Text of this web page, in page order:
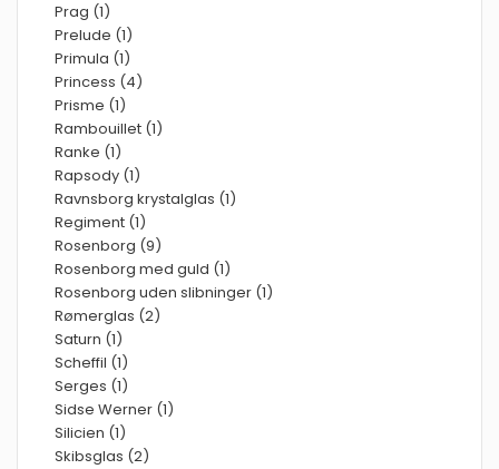
Prag (1)
Prelude (1)
Primula (1)
Princess (4)
Prisme (1)
Rambouillet (1)
Ranke (1)
Rapsody (1)
Ravnsborg krystalglas (1)
Regiment (1)
Rosenborg (9)
Rosenborg med guld (1)
Rosenborg uden slibninger (1)
Rømerglas (2)
Saturn (1)
Scheffil (1)
Serges (1)
Sidse Werner (1)
Silicien (1)
Skibsglas (2)